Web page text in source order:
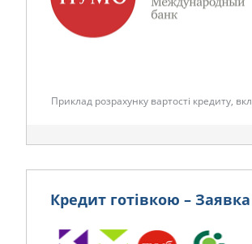
Приклад розрахунку вартості кредиту,
Кредит готівкою –